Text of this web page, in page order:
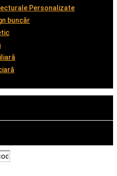
Personalizate
buncăr